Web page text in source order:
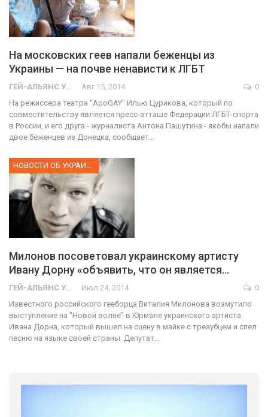
На московских геев напали беженцы из
Украины — на почве ненависти к ЛГБТ
ГЕЙ-АЛЬЯНС УКРАИНА Авг 15, 2014
0
На режиссера театра "ApoGAY" Илью Цурикова, который по
совместительству является пресс-атташе Федерации ЛГБТ-спорта
в России, и его друга - журналиста Антона Пашутина - якобы напали
двое беженцев из Донецка, сообщает…
НОВОСТИ ОБ УКРАИНЕ
Милонов посоветовал украинскому артисту
Ивану Дорну «объявить, что он является…
ГЕЙ-АЛЬЯНС УКРАИНА Июл 24, 2014
0
Известного российского гееборца Виталия Милонова возмутило
выступление на "Новой волне" в Юрмале украинского артиста
Ивана Дорна, который вышел на сцену в майке с трезубцем и спел
песню на языке своей страны. Депутат…